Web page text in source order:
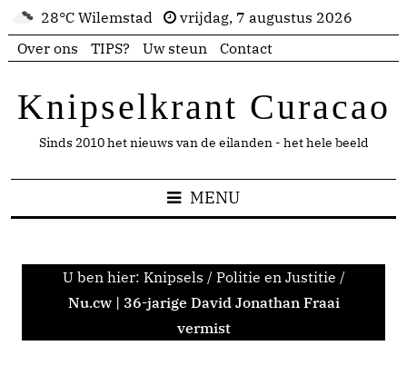
28°C Wilemstad
vrijdag, 7 augustus 2026
Over ons
TIPS? Uw steun Contact
Knipselkrant Curacao
Sinds 2010 het nieuws van de eilanden - het hele beeld
MENU
U ben hier: Knipsels / Politie en Justitie /
Nu.cw | 36-jarige David Jonathan Fraai
vermist